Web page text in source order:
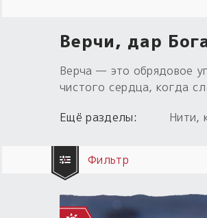
Верчи, дар
Верча — это обрядовое
чистого сердца, когда
Ещё разделы:
Нити,
Фильтр